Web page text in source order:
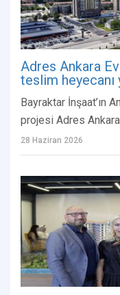
Adres Ankara
teslim heyecanı
Bayraktar İnşaat’ın
projesi Adres
28 Haziran 2026